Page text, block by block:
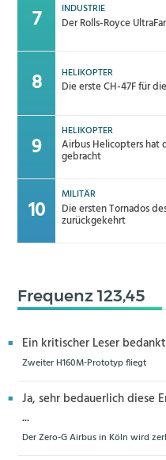
INDUSTRIE
Der Rolls-Royce
HELIKOPTER
Die erste CH-47F für
HELIKOPTER
Airbus Helicopters hat
gebracht
MILITÄR
Die ersten Tornados
zurückgekehrt
Frequenz 123,45
Ein kritischer Leser
Zweiter H160M-Prototyp fliegt
Ja, sehr bedauerlich diese
...
Der Zero-G Airbus in Köln wird